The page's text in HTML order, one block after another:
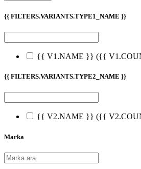
{{ FILTERS.VARIANTS.TYPE1_NAME }}
{{ V1.NAME }} ({{
{{ FILTERS.VARIANTS.TYPE2_NAME }}
{{ V2.NAME }} ({{
Marka